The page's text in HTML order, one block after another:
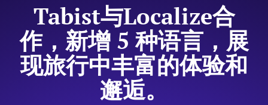
Tabist与Localize合
作，新增 5 种语言，展
现旅行中丰富的体验和
邂逅。